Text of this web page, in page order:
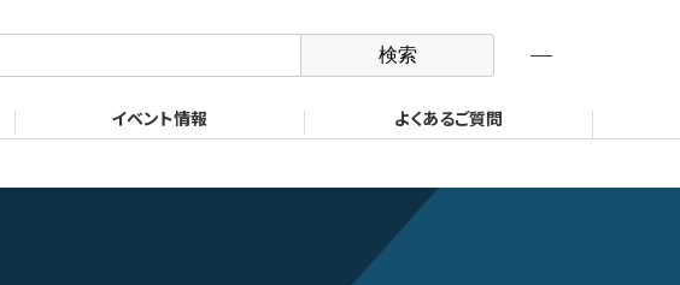
ロボット機器事業部 製品検索
イベント情報 よくあるご質問